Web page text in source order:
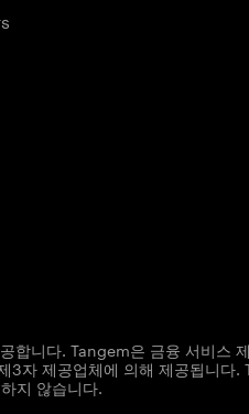
니다. Tangem은 금융 서비스
자 제공업체에 의해 제공됩니
지 않습니다.